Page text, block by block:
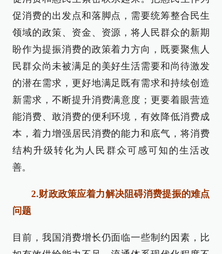
促消费的出发点和落脚点，需要统筹整合民生
领域的政策、资金、资源，将人民群众的新期
盼作为提振消费的政策着力方向，既要聚焦人
民群众尚未被满足的美好生活需要和尚待激发
的潜在需求，更好地满足既有需求和持续创造
新需求，不断提升消费满意度；更要着眼营造
能消费、敢消费的便利环境，有效降低消费成
本，着力增强居民消费的能力和底气，将消费
结构升级转化为人民群众可感可知的生活改
善。
2.财政政策应着力解决阻碍消费提振的难点
问题
目前，我国消费增长仍面临一些制约因素，比